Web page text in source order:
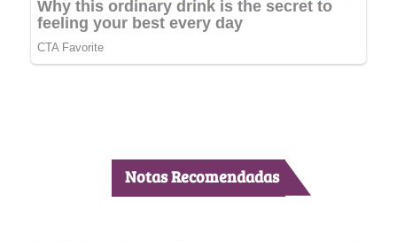
Notas Recomendadas